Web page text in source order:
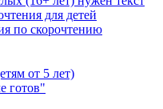
для детей
по скорочтению
от 5 лет)
готов"